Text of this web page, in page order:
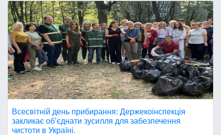
Всесвітній день прибирання: Держекоінспекція
закликає обʼєднати зусилля для забезпечення
чистоти в Україні.